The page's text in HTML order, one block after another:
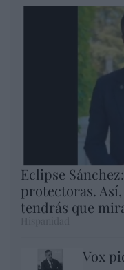
Eclipse
protectoras. Así,
tendrás que
Vox